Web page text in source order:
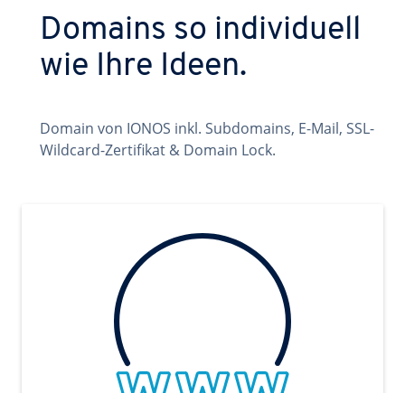
Domains so individuell
wie Ihre Ideen.
Domain von IONOS inkl. Subdomains, E-Mail, SSL-
Wildcard-Zertifikat & Domain Lock.